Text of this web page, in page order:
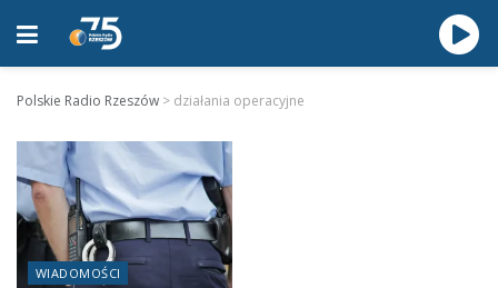
Polskie Radio Rzeszów > działania operacyjne
WIADOMOŚCI